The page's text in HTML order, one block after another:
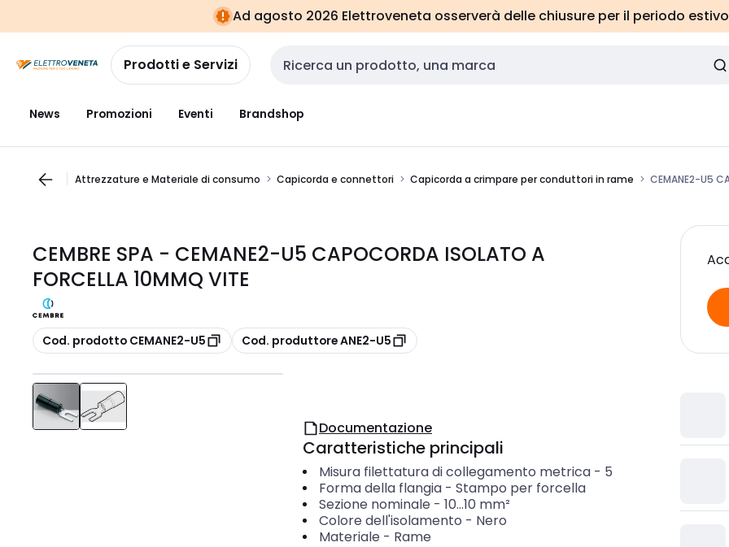
navigazionealla
pagina
Ad agosto 2026 Elettroveneta osserverà delle chiusure per il periodo
Prodotti e Servizi Cerca input
News Promozioni Eventi Brandshop
Attrezzature e Materiale di consumo Capicorda e connettori Capicorda a crimpare per conduttori in rame CEMANE2-U5
CEMBRE SPA - CEMANE2-U5 CAPOCORDA ISOLATO A
FORCELLA 10MMQ VITE
copia
Cod. prodotto CEMANE2-U5 copia
Cod. produttore ANE2-U5
Documentazione
Caratteristiche principali
Misura filettatura di collegamento metrica- 5
Forma della flangia- Stampo per forcella
Sezione nominale - 10...10 mm²
Colore dell'isolamento - Nero
Materiale - Rame